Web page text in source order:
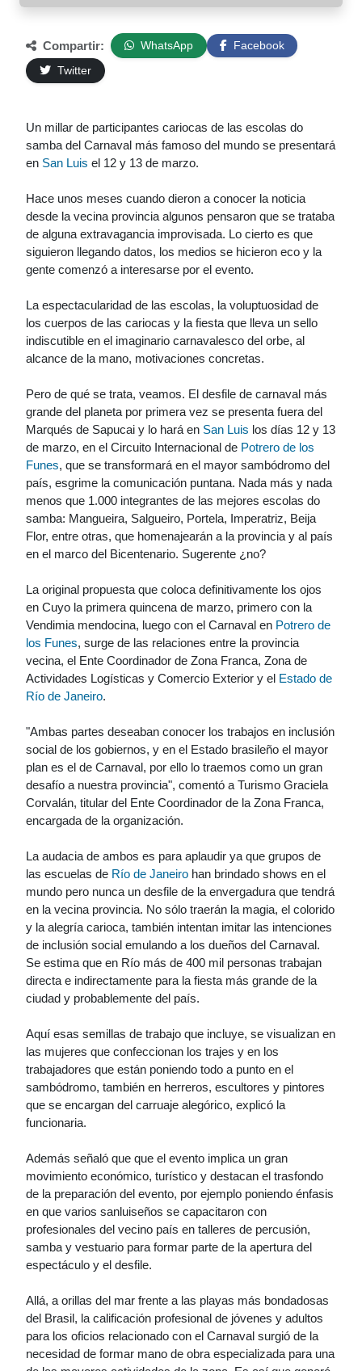
Compartir: WhatsApp
Facebook
Twitter
Un millar de participantes cariocas de las escolas do
samba del Carnaval más famoso del mundo se presentará
en San Luis el 12 y 13 de marzo.
Hace unos meses cuando dieron a conocer la noticia
desde la vecina provincia algunos pensaron que se trataba
de alguna extravagancia improvisada. Lo cierto es que
siguieron llegando datos, los medios se hicieron eco y la
gente comenzó a interesarse por el evento.
La espectacularidad de las escolas, la voluptuosidad de
los cuerpos de las cariocas y la fiesta que lleva un sello
indiscutible en el imaginario carnavalesco del orbe, al
alcance de la mano, motivaciones concretas.
Pero de qué se trata, veamos. El desfile de carnaval más
grande del planeta por primera vez se presenta fuera del
Marqués de Sapucai y lo hará en San Luis los días 12 y 13
de marzo, en el Circuito Internacional de Potrero de los
Funes, que se transformará en el mayor sambódromo del
país, esgrime la comunicación puntana. Nada más y nada
menos que 1.000 integrantes de las mejores escolas do
samba: Mangueira, Salgueiro, Portela, Imperatriz, Beija
Flor, entre otras, que homenajearán a la provincia y al país
en el marco del Bicentenario. Sugerente ¿no?
La original propuesta que coloca definitivamente los ojos
en Cuyo la primera quincena de marzo, primero con la
Vendimia mendocina, luego con el Carnaval en Potrero de
los Funes, surge de las relaciones entre la provincia
vecina, el Ente Coordinador de Zona Franca, Zona de
Actividades Logísticas y Comercio Exterior y el Estado de
Río de Janeiro.
"Ambas partes deseaban conocer los trabajos en inclusión
social de los gobiernos, y en el Estado brasileño el mayor
plan es el de Carnaval, por ello lo traemos como un gran
desafío a nuestra provincia", comentó a Turismo Graciela
Corvalán, titular del Ente Coordinador de la Zona Franca,
encargada de la organización.
La audacia de ambos es para aplaudir ya que grupos de
las escuelas de Río de Janeiro han brindado shows en el
mundo pero nunca un desfile de la envergadura que tendrá
en la vecina provincia. No sólo traerán la magia, el colorido
y la alegría carioca, también intentan imitar las intenciones
de inclusión social emulando a los dueños del Carnaval.
Se estima que en Río más de 400 mil personas trabajan
directa e indirectamente para la fiesta más grande de la
ciudad y probablemente del país.
Aquí esas semillas de trabajo que incluye, se visualizan en
las mujeres que confeccionan los trajes y en los
trabajadores que están poniendo todo a punto en el
sambódromo, también en herreros, escultores y pintores
que se encargan del carruaje alegórico, explicó la
funcionaria.
Además señaló que que el evento implica un gran
movimiento económico, turístico y destacan el trasfondo
de la preparación del evento, por ejemplo poniendo énfasis
en que varios sanluiseños se capacitaron con
profesionales del vecino país en talleres de percusión,
samba y vestuario para formar parte de la apertura del
espectáculo y el desfile.
Allá, a orillas del mar frente a las playas más bondadosas
del Brasil, la calificación profesional de jóvenes y adultos
para los oficios relacionado con el Carnaval surgió de la
necesidad de formar mano de obra especializada para una